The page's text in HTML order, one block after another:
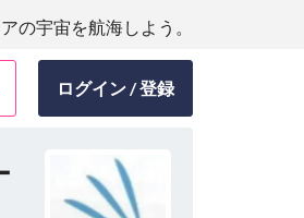
の宇宙を航海しよう。
ログイン / 登録